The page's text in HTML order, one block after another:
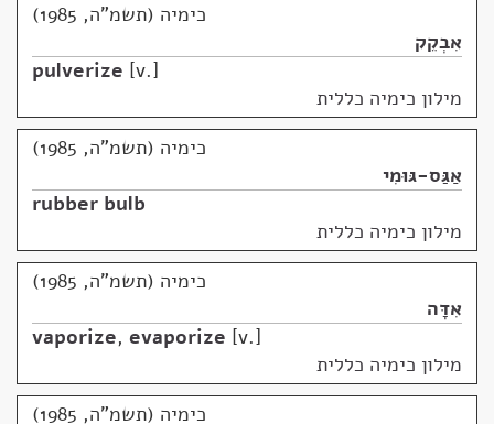
כימיה (תשמ"ה, 1985)
אִבְקֵק
pulverize v.
מילון כימיה כללית
כימיה (תשמ"ה, 1985)
אַגַּס-גּוּמִי
rubber bulb
מילון כימיה כללית
כימיה (תשמ"ה, 1985)
אִדָּה
vaporize, evaporize v.
מילון כימיה כללית
כימיה (תשמ"ה, 1985)